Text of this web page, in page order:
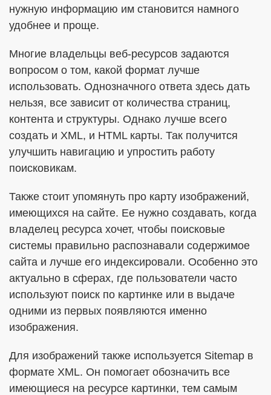
нужную информацию им становится намного
удобнее и проще.
Многие владельцы веб-ресурсов задаются
вопросом о том, какой формат лучше
использовать. Однозначного ответа здесь дать
нельзя, все зависит от количества страниц,
контента и структуры. Однако лучше всего
создать и XML, и HTML карты. Так получится
улучшить навигацию и упростить работу
поисковикам.
Также стоит упомянуть про карту изображений,
имеющихся на сайте. Ее нужно создавать, когда
владелец ресурса хочет, чтобы поисковые
системы правильно распознавали содержимое
сайта и лучше его индексировали. Особенно это
актуально в сферах, где пользователи часто
используют поиск по картинке или в выдаче
одними из первых появляются именно
изображения.
Для изображений также используется Sitemap в
формате XML. Он помогает обозначить все
имеющиеся на ресурсе картинки, тем самым